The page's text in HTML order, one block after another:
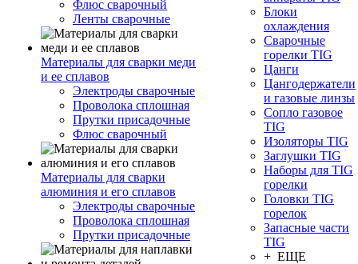
Флюс сварочный
Ленты сварочные
Материалы для сварки меди
и ее сплавов
Электроды сварочные
Проволока сплошная
Прутки присадочные
Флюс сварочный
Материалы для сварки
алюминия и его сплавов
Электроды сварочные
Проволока сплошная
Прутки присадочные
Блоки
охлаждения
Сварочные
горелки TIG
Цанги
Цангодержатели
и газовые линзы
Сопло газовое
TIG
Изоляторы TIG
Заглушки TIG
Наборы для TIG
горелки
Головки TIG
горелок
Запасные части
TIG
+ ЕЩЕ